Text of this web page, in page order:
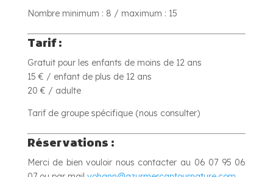
Nombre minimum : 8 / maximum : 15
Tarif :
Gratuit pour les enfants de moins de 12 ans
15 € / enfant de plus de 12 ans
20 € / adulte
Tarif de groupe spécifique (nous consulter)
Réservations :
Merci de bien vouloir nous contacter au 06 07 95 06